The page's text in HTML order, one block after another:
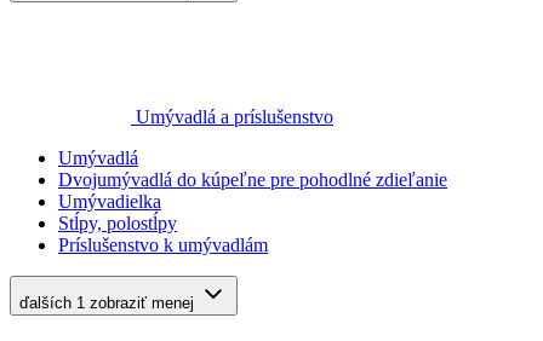
Umývadlá a príslušenstvo
Umývadlá
Dvojumývadlá do kúpeľne pre pohodlné zdieľanie
Umývadielka
Stĺpy, polostĺpy
Príslušenstvo k umývadlám
ďalších 1 zobraziť menej